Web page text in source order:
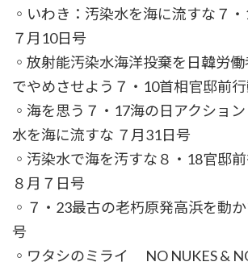
◦いわき：汚染水を海に流すな７
７月10日号
◦放射能汚染水海洋投棄を日韓労
でやめさせよう７・10首相官邸前
◦海を思う７・17海の日アクシ
水を海に流すな ７月31日号
◦汚染水で海を汚すな８・18官邸
８月７日号
◦７・23最古の老朽原発高浜を動
号
◦ワタシのミライ NO NUKES &